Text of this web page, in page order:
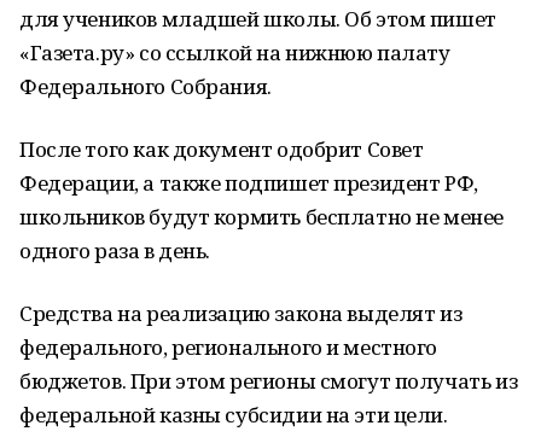
для учеников младшей школы. Об этом пишет
«Газета.ру» со ссылкой на нижнюю палату
Федерального Собрания.
После того как документ одобрит Совет
Федерации, а также подпишет президент РФ,
школьников будут кормить бесплатно не менее
одного раза в день.
Средства на реализацию закона выделят из
федерального, регионального и местного
бюджетов. При этом регионы смогут получать из
федеральной казны субсидии на эти цели.